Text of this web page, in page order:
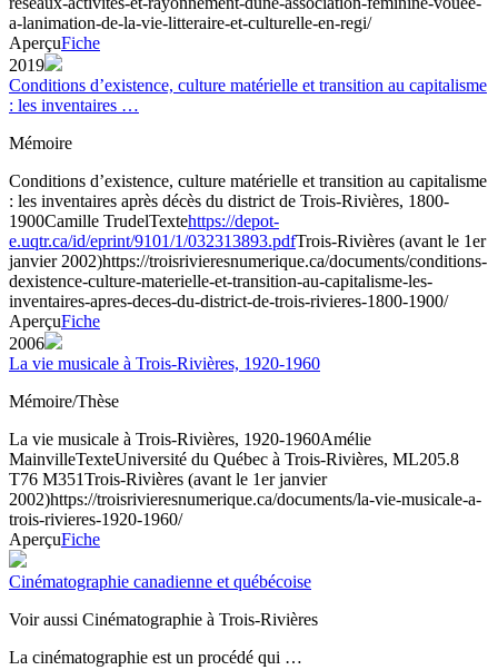
a-lanimation-de-la-vie-litteraire-et-culturelle-en-regi/
AperçuFiche
2019
Conditions d’existence, culture matérielle et transition au capitalisme
: les inventaires …
Mémoire
Conditions d’existence, culture matérielle et transition au capitalisme
: les inventaires après décès du district de Trois-Rivières, 1800-
1900Camille TrudelTextehttps://depot-
e.uqtr.ca/id/eprint/9101/1/032313893.pdfTrois-Rivières (avant le 1er
janvier 2002)https://troisrivieresnumerique.ca/documents/conditions-
dexistence-culture-materielle-et-transition-au-capitalisme-les-
inventaires-apres-deces-du-district-de-trois-rivieres-1800-1900/
AperçuFiche
2006
La vie musicale à Trois-Rivières, 1920-1960
Mémoire/Thèse
La vie musicale à Trois-Rivières, 1920-1960Amélie
MainvilleTexteUniversité du Québec à Trois-Rivières, ML205.8
T76 M351Trois-Rivières (avant le 1er janvier
2002)https://troisrivieresnumerique.ca/documents/la-vie-musicale-a-
trois-rivieres-1920-1960/
AperçuFiche
Cinématographie canadienne et québécoise
Voir aussi Cinématographie à Trois-Rivières
La cinématographie est un procédé qui …